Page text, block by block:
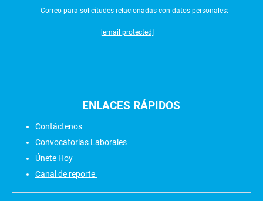
Correo para solicitudes relacionadas con datos personales:
[email protected]
ENLACES RÁPIDOS
Contáctenos
Convocatorias Laborales
Únete Hoy
Canal de reporte